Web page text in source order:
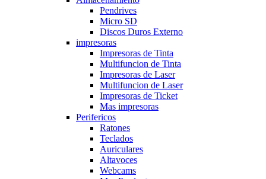
Pendrives
Micro SD
Discos Duros Externo
impresoras
Impresoras de Tinta
Multifuncion de Tinta
Impresoras de Laser
Multifuncion de Laser
Impresoras de Ticket
Mas impresoras
Perifericos
Ratones
Teclados
Auriculares
Altavoces
Webcams